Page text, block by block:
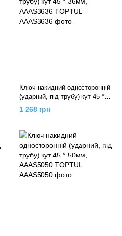
Ключ накидний односторонній
(ударний, під трубу) кут 45 °
36мм, AAAS3636 TOPTUL
1 268 грн